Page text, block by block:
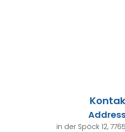
in der Spöck 12,